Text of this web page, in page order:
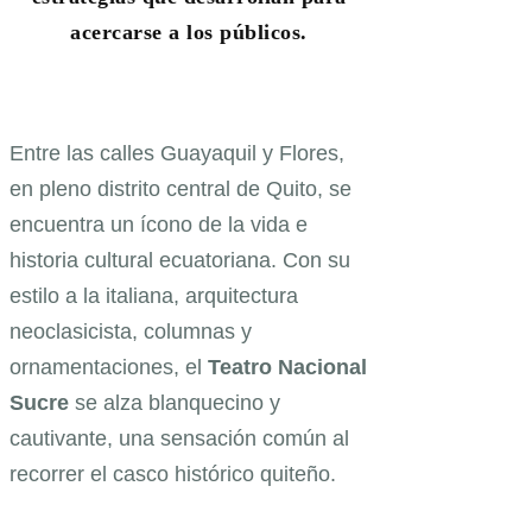
acercarse a los públicos.
Entre las calles Guayaquil y Flores,
en pleno distrito central de Quito, se
encuentra un ícono de la vida e
historia cultural ecuatoriana. Con su
estilo a la italiana, arquitectura
neoclasicista, columnas y
ornamentaciones, el Teatro Nacional
Sucre se alza blanquecino y
cautivante, una sensación común al
recorrer el casco histórico quiteño.